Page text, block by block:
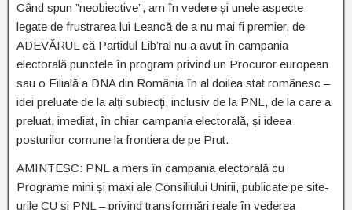
Când spun ”neobiective”, am în vedere și unele aspecte
legate de frustrarea lui Leancă de a nu mai fi premier, de
ADEVĂRUL că Partidul Lib’ral nu a avut în campania
electorală punctele în program privind un Procuror european
sau o Filială a DNA din România în al doilea stat românesc –
idei preluate de la alți subiecți, inclusiv de la PNL, de la care a
preluat, imediat, în chiar campania electorală, și ideea
posturilor comune la frontiera de pe Prut.
AMINTESC: PNL a mers în campania electorală cu
Programe mini și maxi ale Consiliului Unirii, publicate pe site-
urile CU și PNL – privind transformări reale în vederea